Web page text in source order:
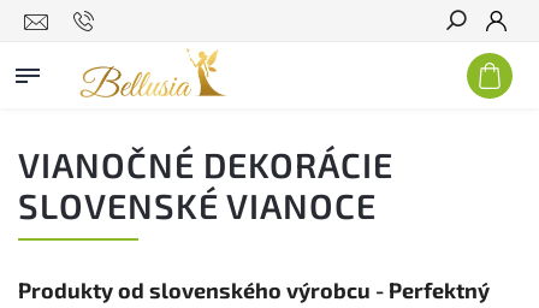
Hľadať
VIANOČNÉ DEKORÁCIE
SLOVENSKÉ VIANOCE
Produkty od slovenského výrobcu - Perfektný